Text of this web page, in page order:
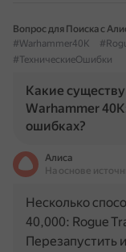
Вопрос для Поиска с
#Warhammer40K
#ТехническиеОшибки
Какие
Warhammer
ошибках?
Алиса
На основе
Несколько
40,000: Rogue
Перезапустить